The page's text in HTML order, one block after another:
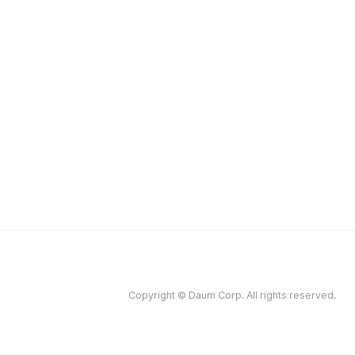
Copyright © Daum Corp. All rights reserved.